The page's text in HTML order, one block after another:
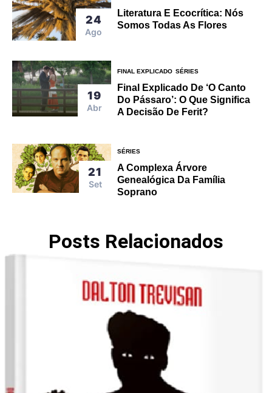
24
Ago
Literatura E Ecocrítica: Nós
Somos Todas As Flores
19
Abr
FINAL EXPLICADO SÉRIES
Final Explicado De ‘O Canto
Do Pássaro’: O Que Significa
A Decisão De Ferit?
21
Set
SÉRIES
A Complexa Árvore
Genealógica Da Família
Soprano
Posts Relacionados